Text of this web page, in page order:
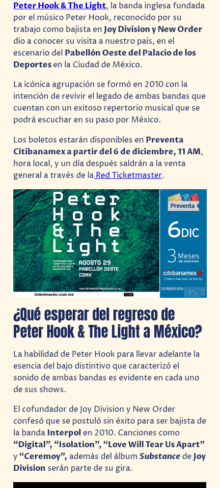
Peter Hook & The Light, la banda inglesa fundada
por el músico Peter Hook, reconocido por su
trabajo como bajista en Joy Division y New Order
dio a conocer su visita a nuestro país, en el
escenario del Pabellón Oeste del Palacio de los
Deportesen la Ciudad de México.
La icónica agrupación se formó en 2010 con la
intención de revivir el legado de ambas bandas que
cuentan con un exitoso repertorio musical que se
podrá escuchar en su paso por México.
Los boletos estarán disponibles en Preventa
Citibanamex a partir del 6 de diciembre, 11 AM,
hora local, y un día después saldrán a la venta
general a través de la Red Ticketmaster.
¿Qué esperar del regreso de
Peter Hook & The Light a México?
La habilidad de Peter Hook para llevar adelante la
esencia del bajo distintivo que caracterizó el
sonido de ambas bandas es evidente en cada uno
de sus shows.
El cofundador de Joy Division y New Order
confesó que se postuló sin éxito para ser bajista de
la banda Interpol en 2010. Canciones como
“Digital”, “Isolation”, “Love Will Tear Us Apart”
y “Ceremoy”, además del álbumSubstancede Joy
Division serán parte de su gira.